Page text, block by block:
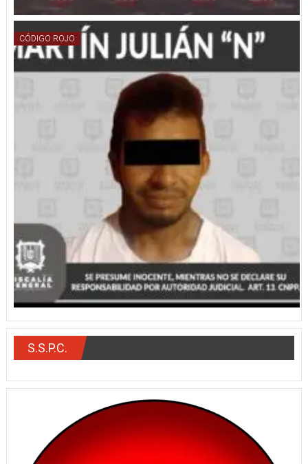
CÓDIGO ROJO
S.S.P.C.